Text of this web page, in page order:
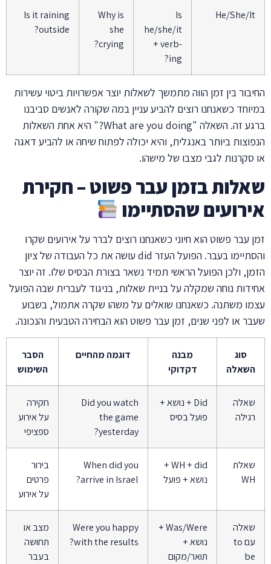
He/She/It
Is
he/she/it
+ verb-
ing?
Why is
she
crying?
Is it raining
outside?
החיבור בין זמן הווה מתמשך לשאלות יוצר אפשרויות ביטוי עשירות
במיוחד כשאנחנו רוצים להביע עניין במה שקורה לאנשים סביבנו
ברגע זה. השאלה "What are you doing?" היא אחת השאלות
הנפוצות ביותר באנגלית, והיא יכולה לפתוח שיחה או להביע דאגה
או סקרנות לגבי מצבו של מישהו.
שאלות בזמן עבר פשוט – חקירת
אירועים שהסתיימו
זמן עבר פשוט הוא חיוני כשאנחנו רוצים לברר על אירועים שקרו
והסתיימו בעבר. הפועל העזר did עושה את כל העבודה של ציון
הזמן, ולכן הפועל הראשי תמיד נשאר בצורת הבסיס שלו. זה יוצר
אחידות נוחה שמקלה על בניית שאלות, בניגוד לעברית שבה הפועל
עצמו משתנה. כשאנחנו שואלים על משהו שקרה אתמול, בשבוע
שעבר או לפני שנים, זמן עבר פשוט הוא הבחירה הטבעית והנכונה.
סוג
השאלה
מבנה
דקדוקי
דוגמה מהחיים
הסבר
השימוש
שאלה
רגילה
Did + נושא +
פועל בסיס
Did you watch
the game
yesterday?
חקירה
על אירוע
ספציפי
שאלת
WH
WH + did +
נושא + פועל
When did you
arrive in Israel?
בירור
פרטים
על אירוע
שאלה
עם to
be
Was/Were +
נושא +
תואר/מקום
Were you happy
with the results?
מצב או
תחושה
בעבר